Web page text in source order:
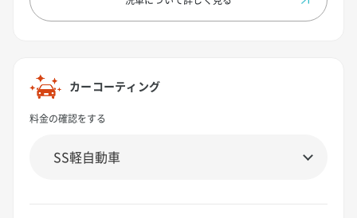
カーコーティング
料金の確認をする